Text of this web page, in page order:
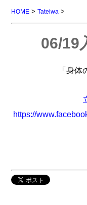
HOME >Tateiwa >
06/19
「身
https://